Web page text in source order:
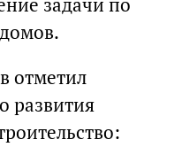
задачи по
отметил
развития